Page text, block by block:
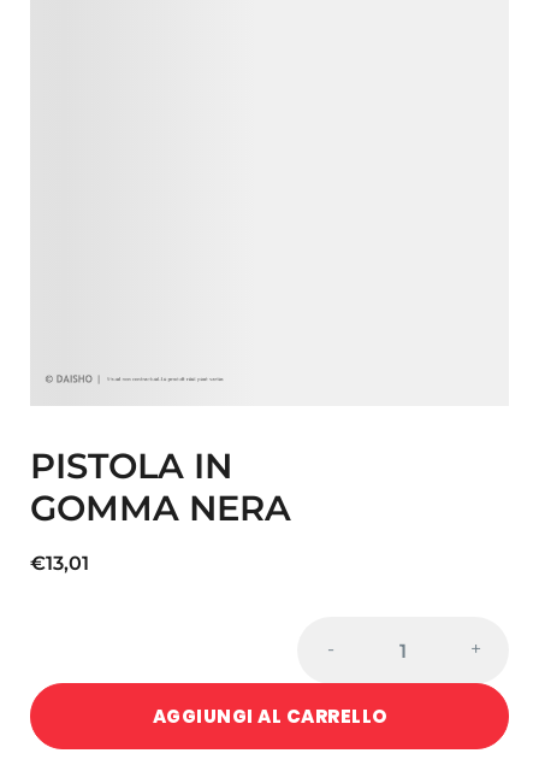
PISTOLA IN
GOMMA NERA
€13,01
NERA
quantity
- +
AGGIUNGI AL CARRELLO